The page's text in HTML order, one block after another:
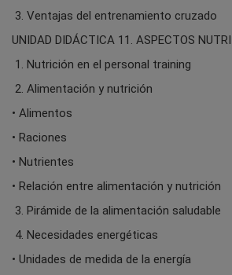
3. Ventajas del entrenamiento cruzado
UNIDAD DIDÁCTICA 11. ASPECTOS
1. Nutrición en el personal training
2. Alimentación y nutrición
• Alimentos
• Raciones
• Nutrientes
• Relación entre alimentación y nutrición
3. Pirámide de la alimentación saludable
4. Necesidades energéticas
• Unidades de medida de la energía